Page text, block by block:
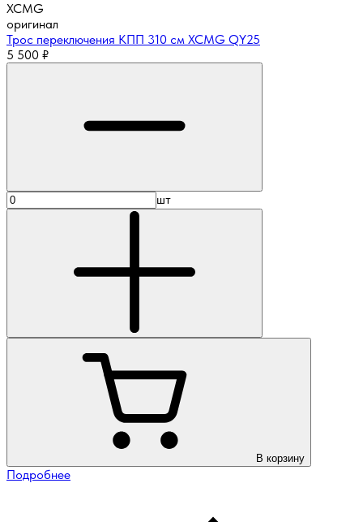
XCMG
оригинал
Трос переключения КПП 310 см XCMG QY25
5 500 ₽
шт
В корзину
Подробнее